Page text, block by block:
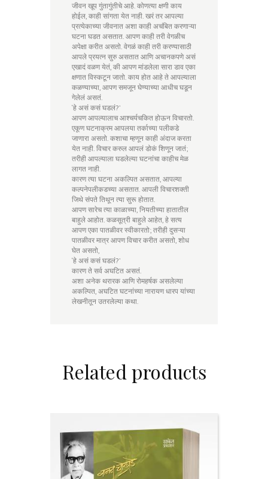
जीवन खूप गुंतागुंतीचे आहे. कोणत्या क्षणी काय
होईल, काही सांगता येत नाही. खरं तर आपल्या
प्रत्येकाच्या जीवनात अशा काही अचंबित करणाऱ्या
घटना घडत असतात. आपण काही तरी वेगळीच
अपेक्षा करीत असतो. वेगळं काही तरी करण्यासाठी
आपले प्रयत्न सुरु असतात आणि अचानकपणे असं
एखादं वळण येतं, की आपण मांडलेला सारा डाव एका
क्षणात विस्कटून जातो. काय होत आहे ते आपल्याला
कळण्याच्या, आपण समजून घेण्याच्या आधीच घडून
गेलेलं असतं.
‘हे असं कसं घडलं?’
आपण आपल्यालाच आश्चर्यचकित होऊन विचारतो.
एकूण घटनाक्रम आपलया तर्काच्या पलीकडे
जाणारा असतो. कशाचा म्हणून काही अंदाज करता
येत नाही. विचार करुल आपलं डोकं शिणून जातं;
तरीही आपल्याला घडलेल्या घटनांचा काहीच मेळ
लागत नाही.
कारण त्या घटना अकल्पित असतात, आपल्या
कल्पनेपलीकडच्या असतात. आपली विचारशक्ती
जिथे संपते तिथून त्या सुरू होतात.
आपण सारेच त्या काळाच्या, नियतीच्या हातातील
बाहुले आहोत. कळसूत्री बाहुले आहेत, हे सत्य
आपण एका पातळीवर स्वीकारतो; तरीही दुसऱ्या
पातळीवर मात्र आपण विचार करीत असतो, शोध
घेत असतो,
‘हे असं कसं घडलं?’
कारण ते सर्व अघटित असतं.
अशा अनेक थरारक आणि रोमहर्षक असलेल्या
अकल्पित, अघटित घटनांच्या नारायण धारप यांच्या
लेखनीतून उतरलेल्या कथा.
Related products